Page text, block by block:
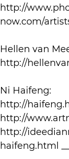
http://
now.com/
Hellen van
http://
Ni Haifeng:
http://
http://
http://
haifeng.html __